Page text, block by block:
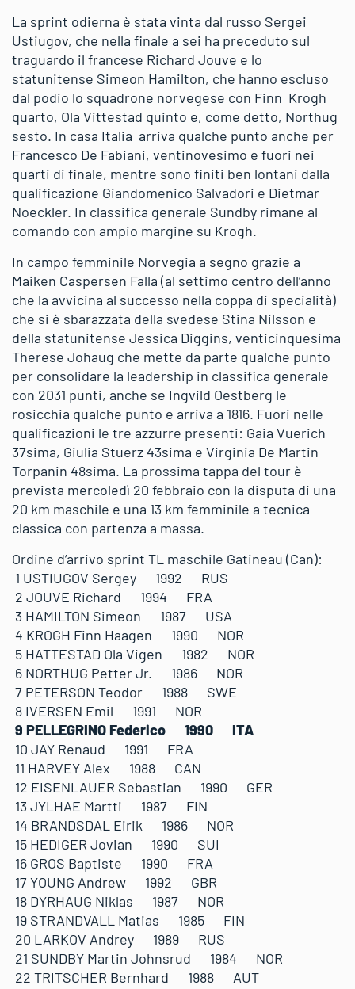
La sprint odierna è stata vinta dal russo Sergei
Ustiugov, che nella finale a sei ha preceduto sul
traguardo il francese Richard Jouve e lo
statunitense Simeon Hamilton, che hanno escluso
dal podio lo squadrone norvegese con Finn Krogh
quarto, Ola Vittestad quinto e, come detto, Northug
sesto. In casa Italia arriva qualche punto anche per
Francesco De Fabiani, ventinovesimo e fuori nei
quarti di finale, mentre sono finiti ben lontani dalla
qualificazione Giandomenico Salvadori e Dietmar
Noeckler. In classifica generale Sundby rimane al
comando con ampio margine su Krogh.
In campo femminile Norvegia a segno grazie a
Maiken Caspersen Falla (al settimo centro dell’anno
che la avvicina al successo nella coppa di specialità)
che si è sbarazzata della svedese Stina Nilsson e
della statunitense Jessica Diggins, venticinquesima
Therese Johaug che mette da parte qualche punto
per consolidare la leadership in classifica generale
con 2031 punti, anche se Ingvild Oestberg le
rosicchia qualche punto e arriva a 1816. Fuori nelle
qualificazioni le tre azzurre presenti: Gaia Vuerich
37sima, Giulia Stuerz 43sima e Virginia De Martin
Torpanin 48sima. La prossima tappa del tour è
prevista mercoledì 20 febbraio con la disputa di una
20 km maschile e una 13 km femminile a tecnica
classica con partenza a massa.
Ordine d’arrivo sprint TL maschile Gatineau (Can):
1 USTIUGOV Sergey 1992 RUS
2 JOUVE Richard 1994 FRA
3 HAMILTON Simeon 1987 USA
4 KROGH Finn Haagen 1990 NOR
5 HATTESTAD Ola Vigen 1982 NOR
6 NORTHUG Petter Jr. 1986 NOR
7 PETERSON Teodor 1988 SWE
8 IVERSEN Emil 1991 NOR
9 PELLEGRINO Federico 1990 ITA
10 JAY Renaud 1991 FRA
11 HARVEY Alex 1988 CAN
12 EISENLAUER Sebastian 1990 GER
13 JYLHAE Martti 1987 FIN
14 BRANDSDAL Eirik 1986 NOR
15 HEDIGER Jovian 1990 SUI
16 GROS Baptiste 1990 FRA
17 YOUNG Andrew 1992 GBR
18 DYRHAUG Niklas 1987 NOR
19 STRANDVALL Matias 1985 FIN
20 LARKOV Andrey 1989 RUS
21 SUNDBY Martin Johnsrud 1984 NOR
22 TRITSCHER Bernhard 1988 AUT